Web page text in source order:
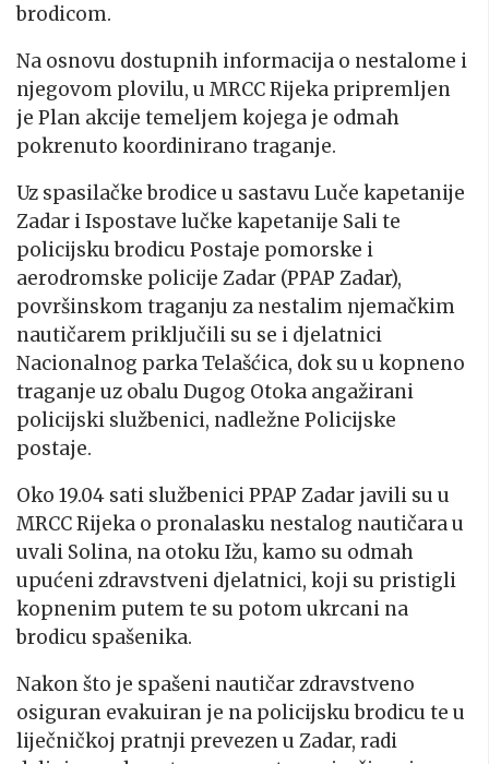
brodicom.
Na osnovu dostupnih informacija o nestalome i
njegovom plovilu, u MRCC Rijeka pripremljen
je Plan akcije temeljem kojega je odmah
pokrenuto koordinirano traganje.
Uz spasilačke brodice u sastavu Luče kapetanije
Zadar i Ispostave lučke kapetanije Sali te
policijsku brodicu Postaje pomorske i
aerodromske policije Zadar (PPAP Zadar),
površinskom traganju za nestalim njemačkim
nautičarem priključili su se i djelatnici
Nacionalnog parka Telašćica, dok su u kopneno
traganje uz obalu Dugog Otoka angažirani
policijski službenici, nadležne Policijske
postaje.
Oko 19.04 sati službenici PPAP Zadar javili su u
MRCC Rijeka o pronalasku nestalog nautičara u
uvali Solina, na otoku Ižu, kamo su odmah
upućeni zdravstveni djelatnici, koji su pristigli
kopnenim putem te su potom ukrcani na
brodicu spašenika.
Nakon što je spašeni nautičar zdravstveno
osiguran evakuiran je na policijsku brodicu te u
liječničkoj pratnji prevezen u Zadar, radi